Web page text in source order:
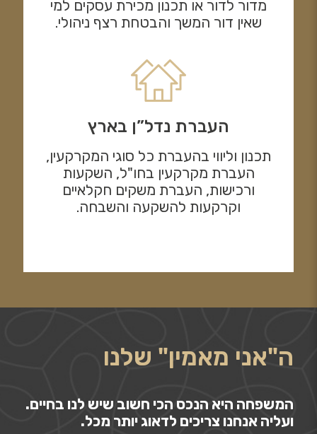
מדור לדור או תכנון מכירת עסקים למי
שאין דור המשך והבטחת רצף ניהולי.
העברת נדל”ן בארץ
תכנון וליווי בהעברת כל סוגי המקרקעין,
העברת מקרקעין בחו"ל, השקעות
ורכישות, העברת משקים חקלאיים
וקרקעות להשקעה והשבחה.
ה"אני מאמין" שלנו
המשפחה היא הנכס הכי חשוב שיש לנו בחיים.
ועליה אנחנו צריכים לדאוג יותר מכל.